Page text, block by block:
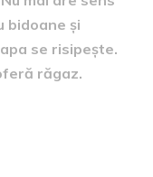
bidoane și
se risipește.
răgaz.